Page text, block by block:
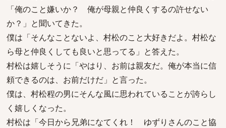
「俺のこと嫌いか？ 俺が母親と仲良くするの許せない
か？」と聞いてきた。
僕は「そんなことないよ、村松のこと大好きだよ。村松な
ら母と仲良くしても良いと思ってる」と答えた。
村松は嬉しそうに「やはり、お前は親友だ。俺が本当に信
頼できるのは、お前だけだ」と言った。
僕は、村松程の男にそんな風に思われていることが誇らし
く嬉しくなった。
村松は「今日から兄弟になてくれ！ ゆずりさんのこと協